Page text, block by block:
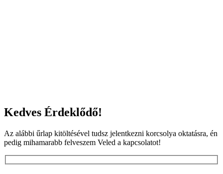
Kedves Érdeklődő!
Az alábbi űrlap kitöltésével tudsz jelentkezni korcsolya oktatásra, én
pedig mihamarabb felveszem Veled a kapcsolatot!